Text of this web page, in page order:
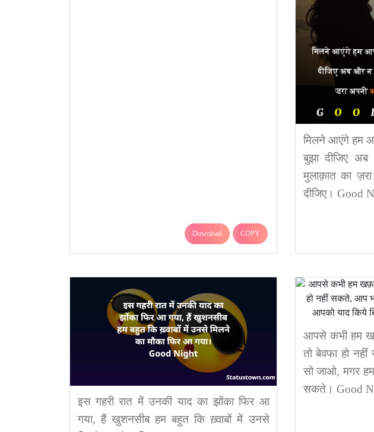
Download COPY
मिलने आएंगे हम
बुझा दीजिए
मुलाक़ात का
दीजिए। Good
इस गहरी रात में उनकी याद का झोंका फिर आ
गया, हैं खुशनसीब हम बहुत कि ख़्वाबों में उनसे
आपसे कभी हम
तो बेवफा हो
सो जाओ, मगर
सकते। Good